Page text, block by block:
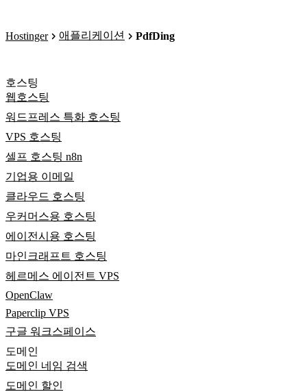
Hostinger 애플리케이션 PdfDing
호스팅
웹호스팅
워드프레스 특화 호스팅
VPS 호스팅
셀프 호스팅 n8n
기업용 이메일
클라우드 호스팅
우커머스용 호스팅
에이전시용 호스팅
마인크래프트 호스팅
헤르메스 에이전트 VPS
OpenClaw
Paperclip VPS
구글 워크스페이스
도메인
도메인 네임 검색
도메인 할인